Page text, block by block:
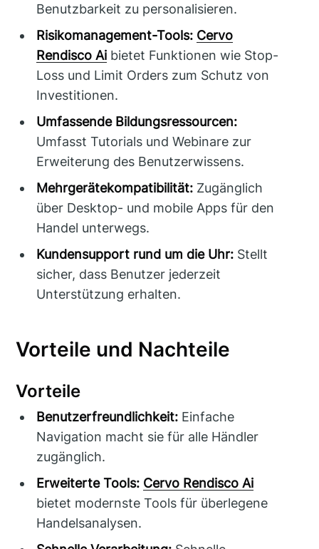
Benutzbarkeit zu personalisieren.
Risikomanagement-Tools: Cervo
Rendisco Ai bietet Funktionen wie Stop-
Loss und Limit Orders zum Schutz von
Investitionen.
Umfassende Bildungsressourcen:
Umfasst Tutorials und Webinare zur
Erweiterung des Benutzerwissens.
Mehrgerätekompatibilität: Zugänglich
über Desktop- und mobile Apps für den
Handel unterwegs.
Kundensupport rund um die Uhr: Stellt
sicher, dass Benutzer jederzeit
Unterstützung erhalten.
Vorteile und Nachteile
Vorteile
Benutzerfreundlichkeit: Einfache
Navigation macht sie für alle Händler
zugänglich.
Erweiterte Tools: Cervo Rendisco Ai
bietet modernste Tools für überlegene
Handelsanalysen.